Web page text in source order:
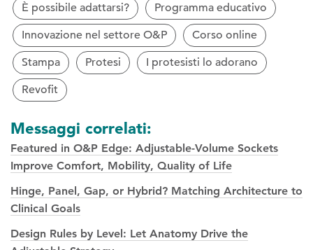
È possibile adattarsi?
Programma educativo
Innovazione nel settore O&P
Corso online
Stampa
Protesi
I protesisti lo adorano
Revofit
Messaggi correlati:
Featured in O&P Edge: Adjustable-Volume Sockets
Improve Comfort, Mobility, Quality of Life
Hinge, Panel, Gap, or Hybrid? Matching Architecture to
Clinical Goals
Design Rules by Level: Let Anatomy Drive the